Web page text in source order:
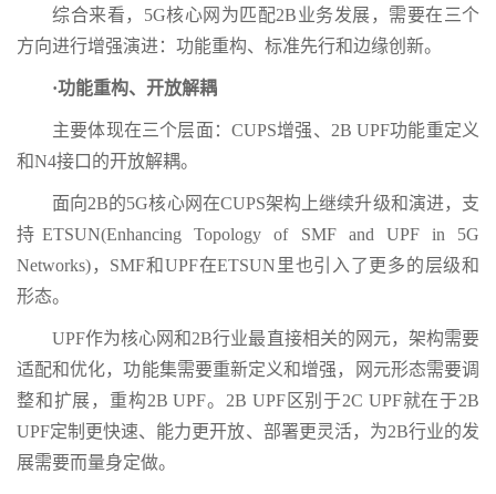
综合来看，5G核心网为匹配2B业务发展，需要在三个
方向进行增强演进：功能重构、标准先行和边缘创新。
·功能重构、开放解耦
主要体现在三个层面：CUPS增强、2B UPF功能重定义
和N4接口的开放解耦。
面向2B的5G核心网在CUPS架构上继续升级和演进，支
持ETSUN(Enhancing Topology of SMF and UPF in 5G
Networks)，SMF和UPF在ETSUN里也引入了更多的层级和
形态。
UPF作为核心网和2B行业最直接相关的网元，架构需要
适配和优化，功能集需要重新定义和增强，网元形态需要调
整和扩展，重构2B UPF。2B UPF区别于2C UPF就在于2B
UPF定制更快速、能力更开放、部署更灵活，为2B行业的发
展需要而量身定做。